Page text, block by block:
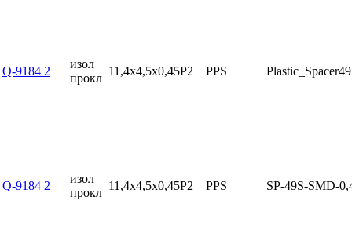
Q-9184 2
изол
прокл
11,4x4,5x0,45P2 PPS
Q-9184 2
изол
прокл
11,4x4,5x0,45P2 PPS SP-49S-SMD-